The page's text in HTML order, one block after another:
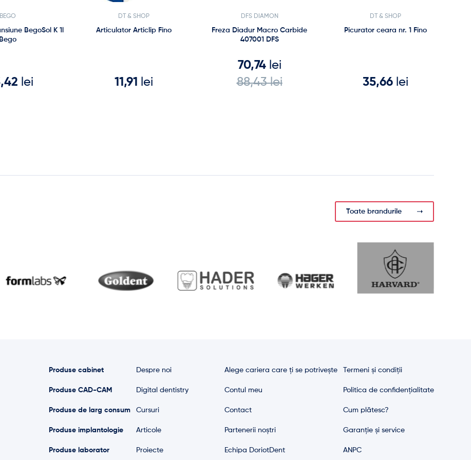
BEGO
BegoSol K 1l
Bego
lei
DT & SHOP
Articulator Articlip Fino
11,91 lei
DFS DIAMON
Freza Diadur Macro Carbide
407001 DFS
70,74 lei
88,43lei
DT & SHOP
Picurator ceara nr. 1 Fino
35,66 lei
Toate brandurile
Produse cabinet
Produse CAD-CAM
Produse de larg consum
Produse implantologie
Produse laborator
Despre noi
Digital dentistry
Cursuri
Articole
Proiecte
Alege cariera care ți se potrivește
Contul meu
Contact
Partenerii noștri
Echipa DoriotDent
Termeni și condiții
Politica de confidențialitate
Cum plătesc?
Garanție și service
ANPC